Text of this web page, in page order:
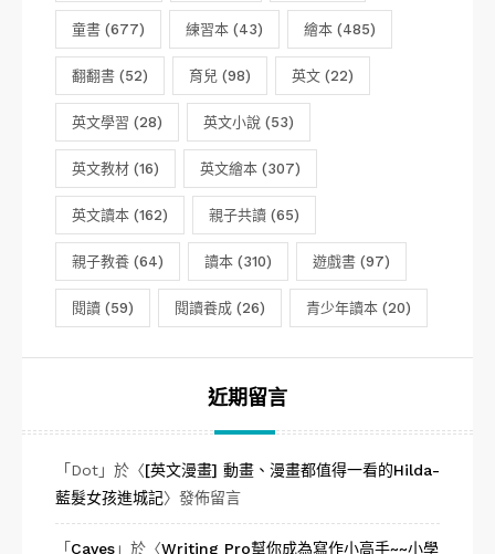
童書 (677) 練習本 (43) 繪本 (485)
翻翻書 (52) 育兒 (98) 英文 (22)
英文學習 (28) 英文小說 (53)
英文教材 (16) 英文繪本 (307)
英文讀本 (162) 親子共讀 (65)
親子教養 (64) 讀本 (310) 遊戲書 (97)
閱讀 (59) 閱讀養成 (26) 青少年讀本 (20)
近期留言
「 Dot」於〈[英文漫畫] 動畫、漫畫都值得一看的Hilda-
藍髮女孩進城記〉發佈留言
「 Caves」於〈Writing Pro幫你成為寫作小高手~~小學